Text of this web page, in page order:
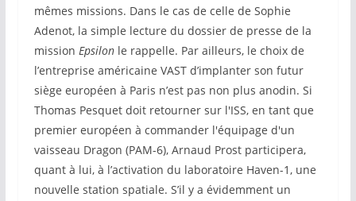
mêmes missions. Dans le cas de celle de Sophie
Adenot, la simple lecture du dossier de presse de la
mission Epsilonle rappelle. Par ailleurs, le choix de
l’entreprise américaine VAST d’implanter son futur
siège européen à Paris n’est pas non plus anodin. Si
Thomas Pesquet doit retourner sur l'ISS, en tant que
premier européen à commander l'équipage d'un
vaisseau Dragon (PAM-6), Arnaud Prost participera,
quant à lui, à l’activation du laboratoire Haven-1, une
nouvelle station spatiale. S’il y a évidemment un